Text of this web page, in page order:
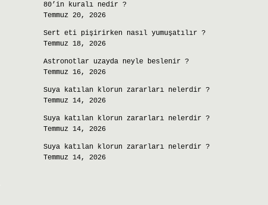
80’in kuralı nedir ?
Temmuz 20, 2026
Sert eti pişirirken nasıl yumuşatılır ?
Temmuz 18, 2026
Astronotlar uzayda neyle beslenir ?
Temmuz 16, 2026
Suya katılan klorun zararları nelerdir ?
Temmuz 14, 2026
Suya katılan klorun zararları nelerdir ?
Temmuz 14, 2026
Suya katılan klorun zararları nelerdir ?
Temmuz 14, 2026